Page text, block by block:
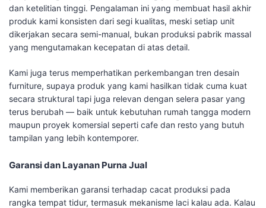
dan ketelitian tinggi. Pengalaman ini yang membuat hasil akhir
produk kami konsisten dari segi kualitas, meski setiap unit
dikerjakan secara semi-manual, bukan produksi pabrik massal
yang mengutamakan kecepatan di atas detail.
Kami juga terus memperhatikan perkembangan tren desain
furniture, supaya produk yang kami hasilkan tidak cuma kuat
secara struktural tapi juga relevan dengan selera pasar yang
terus berubah — baik untuk kebutuhan rumah tangga modern
maupun proyek komersial seperti cafe dan resto yang butuh
tampilan yang lebih kontemporer.
Garansi dan Layanan Purna Jual
Kami memberikan garansi terhadap cacat produksi pada
rangka tempat tidur, termasuk mekanisme laci kalau ada. Kalau